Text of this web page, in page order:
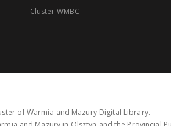
Cluster WMBC
of Warmia and Mazury Digital Library.